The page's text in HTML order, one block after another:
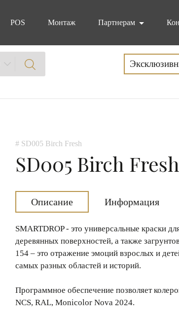
POS Монтаж Партнерам
# SD005 Birch Fresh
SD005 Birch Fresh
Описание Информация
SMARTDROP - это универсальные краски
деревянных поверхностей, а также
154 – это отражение эмоций взрослых и
самых разных областей и историй.
Программное обеспечение позволяет
NCS, RAL, Monicolor Nova 2024.